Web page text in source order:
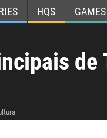
HQS GAMES
de